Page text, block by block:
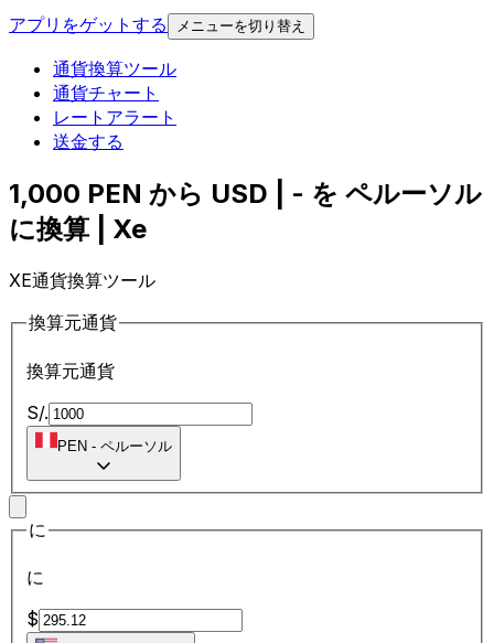
アプリをゲットする
メニューを切り替え
通貨換算ツール
通貨チャート
レートアラート
送金する
1,000 PEN から USD | - を ペルーソル
に換算 | Xe
XE通貨換算ツール
換算元通貨
換算元通貨
S/.
PEN - ペルーソル
に
に
$